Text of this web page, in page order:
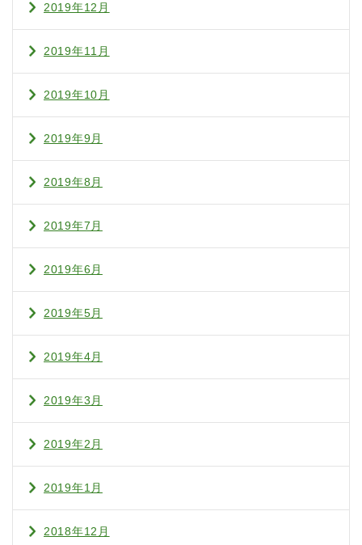
2019年12月
2019年11月
2019年10月
2019年9月
2019年8月
2019年7月
2019年6月
2019年5月
2019年4月
2019年3月
2019年2月
2019年1月
2018年12月